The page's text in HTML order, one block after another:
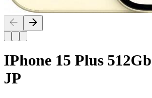
IPhone 15 Plus
JP